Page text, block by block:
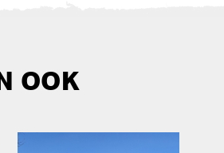
OOK